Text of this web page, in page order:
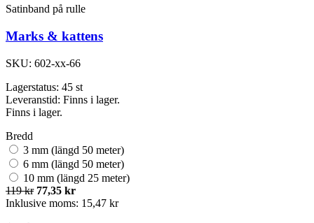
Satinband på rulle
Marks & kattens
SKU: 602-xx-66
Lagerstatus: 45 st
Leveranstid: Finns i lager.
Finns i lager.
Bredd
3 mm (längd 50 meter)
6 mm (längd 50 meter)
10 mm (längd 25 meter)
119 kr 77,35 kr
Inklusive moms: 15,47 kr